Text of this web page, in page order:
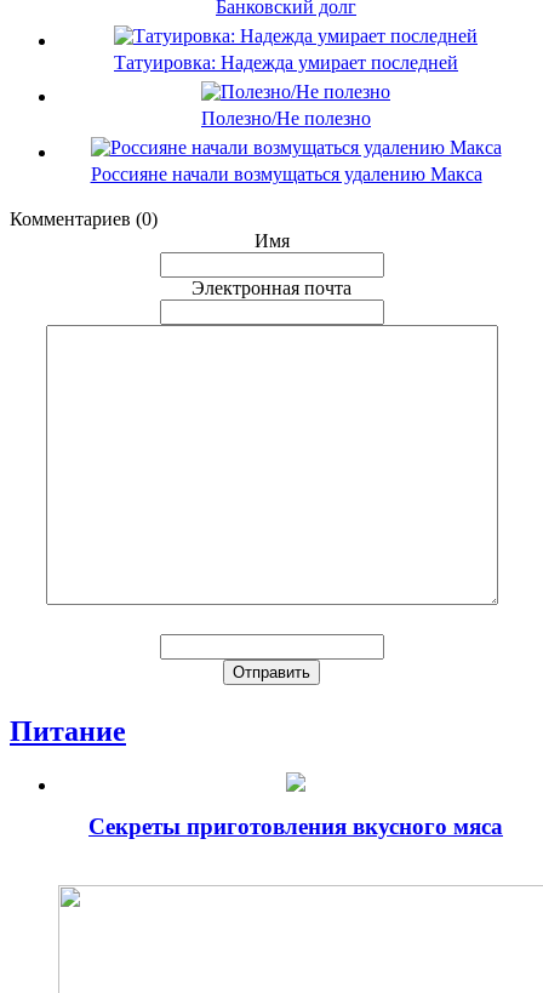
Банковский долг
Татуировка: Надежда умирает последней
Полезно/Не полезно
Россияне начали возмущаться удалению Макса
Комментариев (0)
Имя
Электронная почта
Питание
Секреты приготовления вкусного мяса